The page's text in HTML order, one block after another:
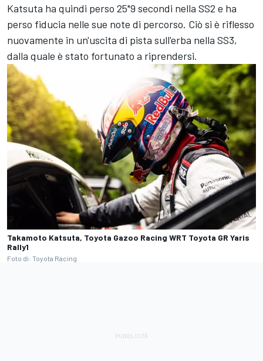
Katsuta ha quindi perso 25"9 secondi nella SS2 e ha
perso fiducia nelle sue note di percorso. Ciò si è riflesso
nuovamente in un'uscita di pista sull'erba nella SS3,
dalla quale è stato fortunato a riprendersi.
Takamoto Katsuta, Toyota Gazoo Racing WRT Toyota GR Yaris
Rally1
Foto di: Toyota Racing